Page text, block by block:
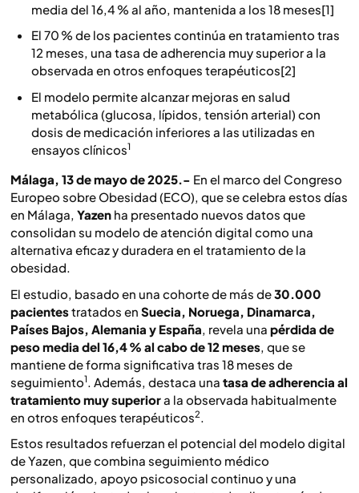
media del 16,4 % al año, mantenida a los 18 meses[1]
El 70 % de los pacientes continúa en tratamiento tras
12 meses, una tasa de adherencia muy superior a la
observada en otros enfoques terapéuticos[2]
El modelo permite alcanzar mejoras en salud
metabólica (glucosa, lípidos, tensión arterial) con
dosis de medicación inferiores a las utilizadas en
ensayos clínicos1
Málaga, 13 de mayo de 2025.- En el marco del Congreso
Europeo sobre Obesidad (ECO), que se celebra estos días
en Málaga, Yazen ha presentado nuevos datos que
consolidan su modelo de atención digital como una
alternativa eficaz y duradera en el tratamiento de la
obesidad.
El estudio, basado en una cohorte de más de30.000
pacientestratados en Suecia, Noruega, Dinamarca,
Países Bajos, Alemania y España , revela una pérdida de
peso media del 16,4 % al cabo de 12 meses , que se
mantiene de forma significativa tras 18 meses de
seguimiento1 . Además, destaca una tasa de adherencia al
tratamiento muy superiora la observada habitualmente
en otros enfoques terapéuticos2
Estos resultados refuerzan el potencial del modelo digital
de Yazen, que combina seguimiento médico
personalizado, apoyo psicosocial continuo y una